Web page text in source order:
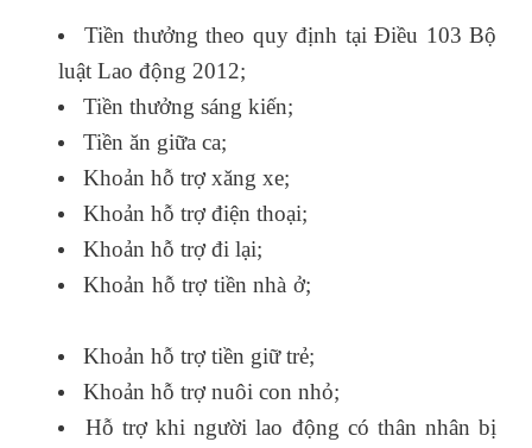
Tiền thưởng theo quy định tại Điều 103 Bộ
luật Lao động 2012;
Tiền thưởng sáng kiến;
Tiền ăn giữa ca;
Khoản hỗ trợ xăng xe;
Khoản hỗ trợ điện thoại;
Khoản hỗ trợ đi lại;
Khoản hỗ trợ tiền nhà ở;
Khoản hỗ trợ tiền giữ trẻ;
Khoản hỗ trợ nuôi con nhỏ;
Hỗ trợ khi người lao động có thân nhân bị